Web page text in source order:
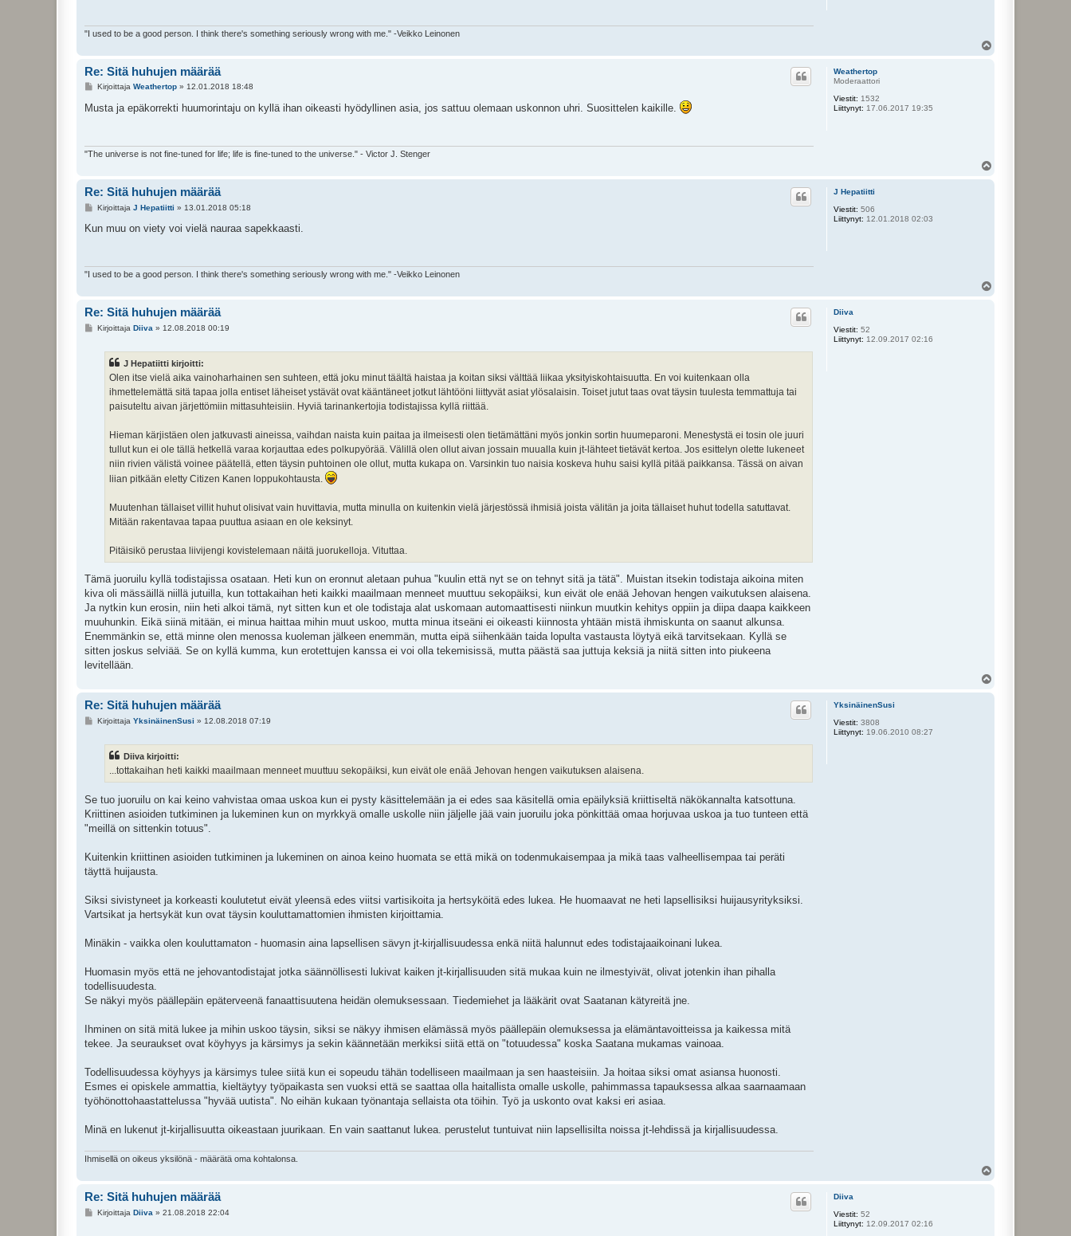
"I used to be a good person. I think there's something seriously wrong with me." -Veikko Leinonen
Weathertop
Moderaattori
Viestit: 1532
Liittynyt: 17.06.2017 19:35
Re: Sitä huhujen määrää
V
e
Kirjoittaja Weathertop» 12.01.2018 18:48
Musta ja epäkorrekti huumorintaju on kyllä ihan oikeasti hyödyllinen asia, jos sattuu olemaan uskonnon uhri. Suosittelen kaikille.
"The universe is not fine-tuned for life; life is fine-tuned to the universe." - Victor J. Stenger
J Hepatiitti
Viestit: 506
Liittynyt: 12.01.2018 02:03
Re: Sitä huhujen määrää
V
e
Kirjoittaja J Hepatiitti » 13.01.2018 05:18
Kun muu on viety voi vielä nauraa sapekkaasti.
"I used to be a good person. I think there's something seriously wrong with me." -Veikko Leinonen
Diiva
Viestit: 52
Liittynyt: 12.09.2017 02:16
Re: Sitä huhujen määrää
VKirjoittaja Diiva » 12.08.2018 00:19
J Hepatiitti kirjoitti:
Olen itse vielä aika vainoharhainen sen suhteen, että joku minut täältä haistaa ja koitan siksi välttää liikaa yksityiskohtaisuutta. En voi kuitenkaan olla
ihmettelemättä sitä tapaa jolla entiset läheiset ystävät ovat kääntäneet jotkut lähtööni liittyvät asiat ylösalaisin. Toiset jutut taas ovat täysin tuulesta temmattuja tai
paisuteltu aivan järjettömiin mittasuhteisiin. Hyviä tarinankertojia todistajissa kyllä riittää.
Hieman kärjistäen olen jatkuvasti aineissa, vaihdan naista kuin paitaa ja ilmeisesti olen tietämättäni myös jonkin sortin huumeparoni. Menestystä ei tosin ole juuri
tullut kun ei ole tällä hetkellä varaa korjauttaa edes polkupyörää. Välillä olen ollut aivan jossain muualla kuin jt-lähteet tietävät kertoa. Jos esittelyn olette lukeneet
niin rivien välistä voinee päätellä, etten täysin puhtoinen ole ollut, mutta kukapa on. Varsinkin tuo naisia koskeva huhu saisi kyllä pitää paikkansa. Tässä on aivan
liian pitkään eletty Citizen Kanen loppukohtausta.
Muutenhan tällaiset villit huhut olisivat vain huvittavia, mutta minulla on kuitenkin vielä järjestössä ihmisiä joista välitän ja joita tällaiset huhut todella satuttavat.
Mitään rakentavaa tapaa puuttua asiaan en ole keksinyt.
Pitäisikö perustaa liivijengi kovistelemaan näitä juorukelloja. Vituttaa.
Tämä juoruilu kyllä todistajissa osataan. Heti kun on eronnut aletaan puhua "kuulin että nyt se on tehnyt sitä ja tätä". Muistan itsekin todistaja aikoina miten
kiva oli mässäillä niillä jutuilla, kun tottakaihan heti kaikki maailmaan menneet muuttuu sekopäiksi, kun eivät ole enää Jehovan hengen vaikutuksen alaisena.
Ja nytkin kun erosin, niin heti alkoi tämä, nyt sitten kun et ole todistaja alat uskomaan automaattisesti niinkun muutkin kehitys oppiin ja diipa daapa kaikkeen
muuhunkin. Eikä siinä mitään, ei minua haittaa mihin muut uskoo, mutta minua itseäni ei oikeasti kiinnosta yhtään mistä ihmiskunta on saanut alkunsa.
Enemmänkin se, että minne olen menossa kuoleman jälkeen enemmän, mutta eipä siihenkään taida lopulta vastausta löytyä eikä tarvitsekaan. Kyllä se
sitten joskus selviää. Se on kyllä kumma, kun erotettujen kanssa ei voi olla tekemisissä, mutta päästä saa juttuja keksiä ja niitä sitten into piukeena
levitellään.
YksinäinenSusi
Viestit: 3808
Liittynyt: 19.06.2010 08:27
Re: Sitä huhujen määrää
VKirjoittaja YksinäinenSusi » 12.08.2018 07:19
Diiva kirjoitti:
...tottakaihan heti kaikki maailmaan menneet muuttuu sekopäiksi, kun eivät ole enää Jehovan hengen vaikutuksen alaisena.
Se tuo juoruilu on kai keino vahvistaa omaa uskoa kun ei pysty käsittelemään ja ei edes saa käsitellä omia epäilyksiä kriittiseltä näkökannalta katsottuna.
Kriittinen asioiden tutkiminen ja lukeminen kun on myrkkyä omalle uskolle niin jäljelle jää vain juoruilu joka pönkittää omaa horjuvaa uskoa ja tuo tunteen että
"meillä on sittenkin totuus".
Kuitenkin kriittinen asioiden tutkiminen ja lukeminen on ainoa keino huomata se että mikä on todenmukaisempaa ja mikä taas valheellisempaa tai peräti
täyttä huijausta.
Siksi sivistyneet ja korkeasti koulutetut eivät yleensä edes viitsi vartisikoita ja hertsyköitä edes lukea. He huomaavat ne heti lapsellisiksi huijausyrityksiksi.
Vartsikat ja hertsykät kun ovat täysin kouluttamattomien ihmisten kirjoittamia.
Minäkin - vaikka olen kouluttamaton - huomasin aina lapsellisen sävyn jt-kirjallisuudessa enkä niitä halunnut edes todistajaaikoinani lukea.
Huomasin myös että ne jehovantodistajat jotka säännöllisesti lukivat kaiken jt-kirjallisuuden sitä mukaa kuin ne ilmestyivät, olivat jotenkin ihan pihalla
todellisuudesta.
Se näkyi myös päällepäin epäterveenä fanaattisuutena heidän olemuksessaan. Tiedemiehet ja lääkärit ovat Saatanan kätyreitä jne.
Ihminen on sitä mitä lukee ja mihin uskoo täysin, siksi se näkyy ihmisen elämässä myös päällepäin olemuksessa ja elämäntavoitteissa ja kaikessa mitä
tekee. Ja seuraukset ovat köyhyys ja kärsimys ja sekin käännetään merkiksi siitä että on "totuudessa" koska Saatana mukamas vainoaa.
Todellisuudessa köyhyys ja kärsimys tulee siitä kun ei sopeudu tähän todelliseen maailmaan ja sen haasteisiin. Ja hoitaa siksi omat asiansa huonosti.
Esmes ei opiskele ammattia, kieltäytyy työpaikasta sen vuoksi että se saattaa olla haitallista omalle uskolle, pahimmassa tapauksessa alkaa saarnaamaan
työhönottohaastattelussa "hyvää uutista". No eihän kukaan työnantaja sellaista ota töihin. Työ ja uskonto ovat kaksi eri asiaa.
Minä en lukenut jt-kirjallisuutta oikeastaan juurikaan. En vain saattanut lukea. perustelut tuntuivat niin lapsellisilta noissa jt-lehdissä ja kirjallisuudessa.
Ihmisellä on oikeus yksilönä - määrätä oma kohtalonsa.
Diiva
Viestit: 52
Liittynyt: 12.09.2017 02:16
Re: Sitä huhujen määrää
VKirjoittaja Diiva » 21.08.2018 22:04